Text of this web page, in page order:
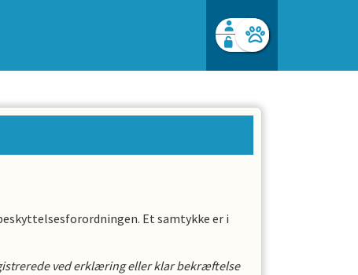
Et samtykke er i
ved erklæring eller klar bekræftelse